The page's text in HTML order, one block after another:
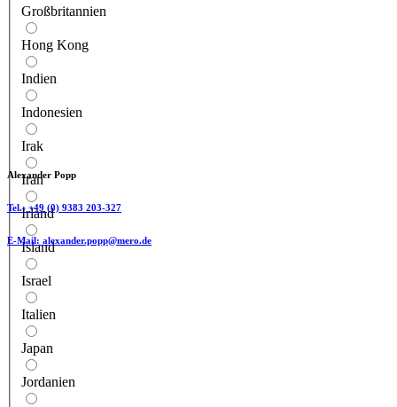
Großbritannien
Hong Kong
Indien
Indonesien
Irak
Iran
Irland
Island
Israel
Italien
Japan
Jordanien
Alexander Popp
Tel.: +49 (0) 9383 203-327
E-Mail: alexander.popp@mero.de